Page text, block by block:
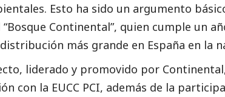
Esto ha sido un argumento
Continental”, quien cumple un
más grande en España en la
liderado y promovido por
con la EUCC PCI, además de la